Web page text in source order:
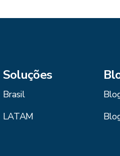
Soluções
Brasil
LATAM